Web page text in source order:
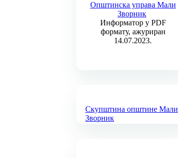
Општинска управа Мали
Зворник
Информатор у PDF
формату, ажуриран
14.07.2023.
Скупштина општине Мали
Зворник